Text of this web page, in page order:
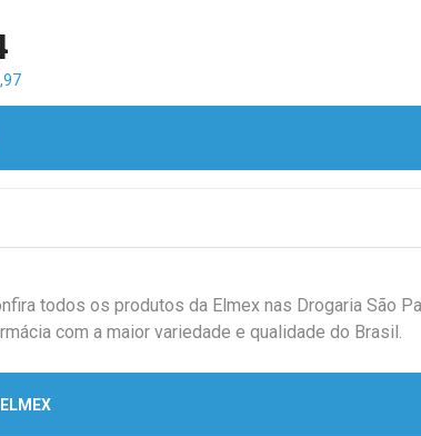
todos os produtos da Elmex nas Drogaria São
com a maior variedade e qualidade do Brasil.